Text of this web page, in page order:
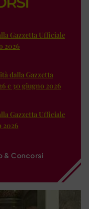
Gazzetta Ufficiale
2026
dalla Gazzetta
e 30 giugno 2026
Gazzetta Ufficiale
2026
& Concorsi